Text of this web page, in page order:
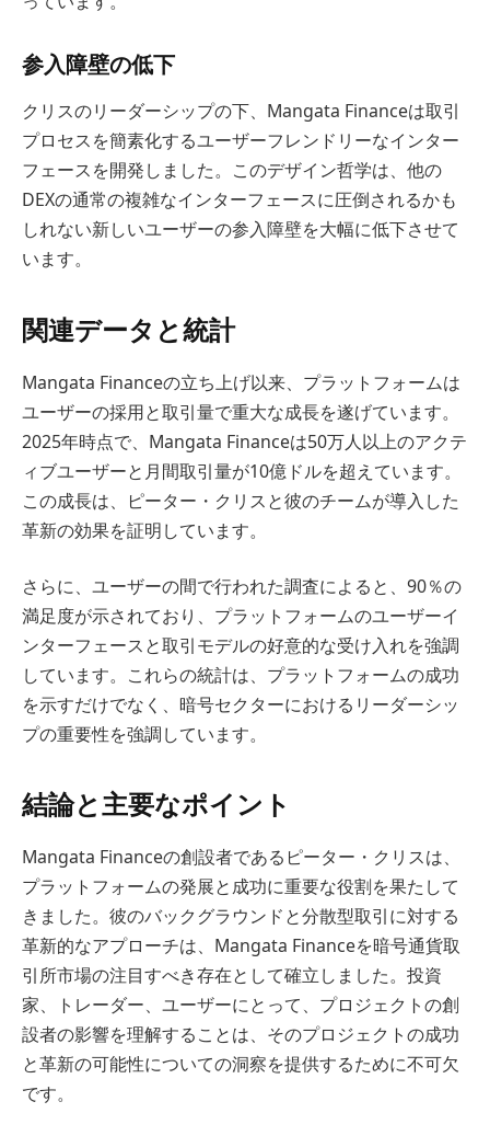
参入障壁の低下
クリスのリーダーシップの下、Mangata Financeは取引
プロセスを簡素化するユーザーフレンドリーなインター
フェースを開発しました。このデザイン哲学は、他の
DEXの通常の複雑なインターフェースに圧倒されるかも
しれない新しいユーザーの参入障壁を大幅に低下させて
います。
関連データと統計
Mangata Financeの立ち上げ以来、プラットフォームは
ユーザーの採用と取引量で重大な成長を遂げています。
2025年時点で、Mangata Financeは50万人以上のアクテ
ィブユーザーと月間取引量が10億ドルを超えています。
この成長は、ピーター・クリスと彼のチームが導入した
革新の効果を証明しています。
さらに、ユーザーの間で行われた調査によると、90％の
満足度が示されており、プラットフォームのユーザーイ
ンターフェースと取引モデルの好意的な受け入れを強調
しています。これらの統計は、プラットフォームの成功
を示すだけでなく、暗号セクターにおけるリーダーシッ
プの重要性を強調しています。
結論と主要なポイント
Mangata Financeの創設者であるピーター・クリスは、
プラットフォームの発展と成功に重要な役割を果たして
きました。彼のバックグラウンドと分散型取引に対する
革新的なアプローチは、Mangata Financeを暗号通貨取
引所市場の注目すべき存在として確立しました。投資
家、トレーダー、ユーザーにとって、プロジェクトの創
設者の影響を理解することは、そのプロジェクトの成功
と革新の可能性についての洞察を提供するために不可欠
です。